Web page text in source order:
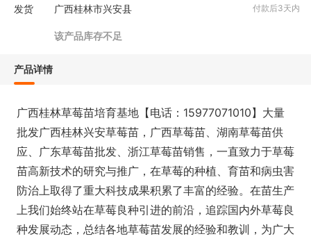
发货 广西桂林市兴安县 付款后3天内
该产品库存不足
产品详情
广西桂林草莓苗培育基地【电话：15977071010】大量
批发广西桂林兴安草莓苗，广西草莓苗、湖南草莓苗供
应、广东草莓苗批发、浙江草莓苗销售，一直致力于草莓
苗高新技术的研究与推广，在草莓的种植、育苗和病虫害
防治上取得了重大科技成果积累了丰富的经验。在苗生产
上我们始终站在草莓良种引进的前沿，追踪国内外草莓良
种发展动态，总结各地草莓苗发展的经验和教训，为广大